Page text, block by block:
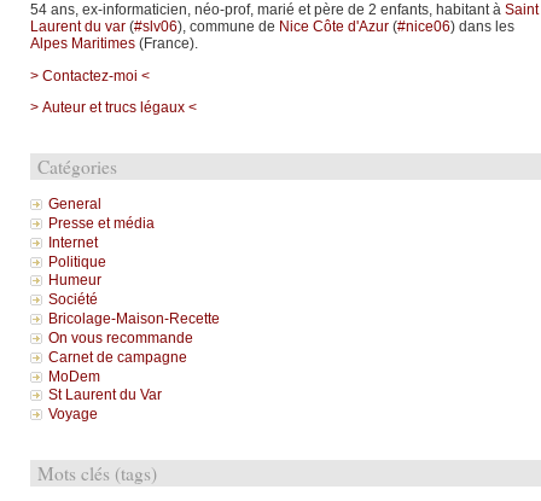
54 ans, ex-informaticien, néo-prof, marié et père de 2 enfants, habitant à Saint
Laurent du var(#slv06), commune de Nice Côte d'Azur(#nice06) dans les
Alpes Maritimes(France).
> Contactez-moi <
> Auteur et trucs légaux <
Catégories
General
Presse et média
Internet
Politique
Humeur
Société
Bricolage-Maison-Recette
On vous recommande
Carnet de campagne
MoDem
St Laurent du Var
Voyage
Mots clés (tags)